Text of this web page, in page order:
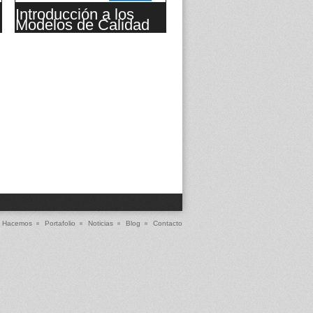
Introducción a los
Modelos de Calidad
Hacemos Portafolio Noticias Blog Contacto